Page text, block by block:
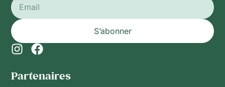
S’abonner
Partenaires​